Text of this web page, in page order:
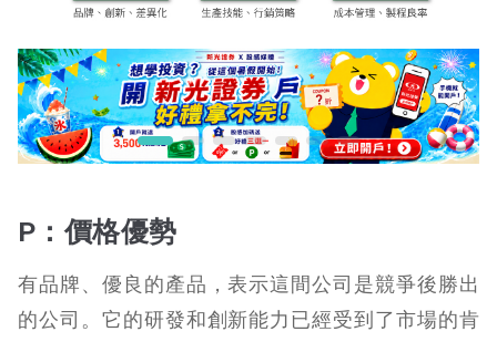
P：價格優勢
有品牌、優良的產品，表示這間公司是競爭後勝出
的公司。它的研發和創新能力已經受到了市場的肯